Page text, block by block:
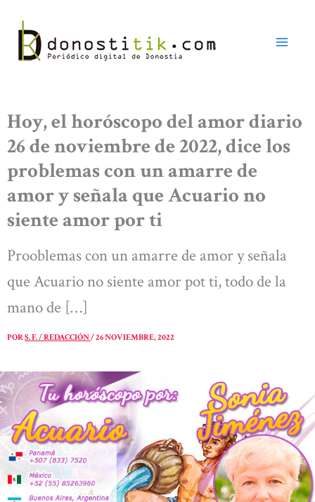
contenido
Hoy, el horóscopo del amor diario
26 de noviembre de 2022, dice los
problemas con un amarre de
amor y señala que Acuario no
siente amor por ti
Prooblemas con un amarre de amor y señala
que Acuario no siente amor pot ti, todo de la
mano de […]
PORS. F. / REDACCIÓN/26 NOVIEMBRE, 2022